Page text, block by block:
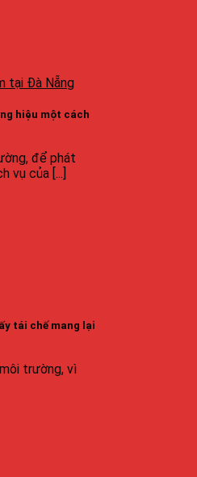
hiệu một cách
để phát
vụ của [...]
tái chế mang lại
trường, vì